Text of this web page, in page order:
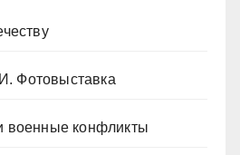
Фотовыставка
военные конфликты